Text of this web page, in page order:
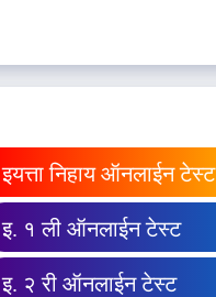
इयत्ता निहाय ऑनलाईन टेस्ट
इ. १ ली ऑनलाईन टेस्ट
इ. २ री ऑनलाईन टेस्ट